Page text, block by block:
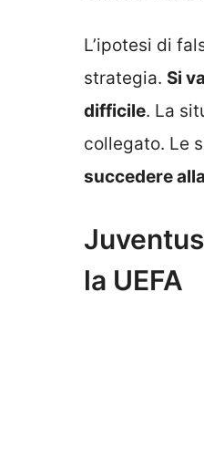
L’ipotesi di
strategia. Si
difficile. La
collegato. Le
succedere
la UEFA